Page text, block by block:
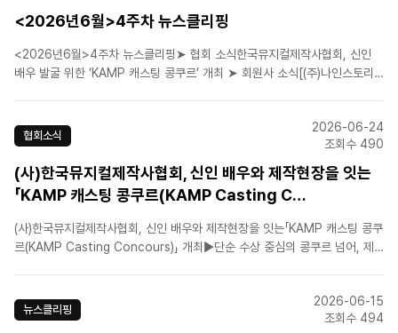
<2026년6월>4주차 뉴스클리핑
<2026년6월>4주차 뉴스클리핑➤ 협회 소식한국뮤지컬제작사협회, 신인
배우 발굴 위한 ‘KAMP 캐스팅 콩쿠르’ 개최 ➤ 회원사 소식[(주)나인스토리]
틴/2026.6.23-2026..
협회소식
2026-06-24
조회수 490
(사)한국뮤지컬제작사협회, 신인 배우와 제작현장을 잇는
「KAMP 캐스팅 콩쿠르(KAMP Casting C…
(사)한국뮤지컬제작사협회, 신인 배우와 제작현장을 잇는「KAMP 캐스팅 콩쿠
르(KAMP Casting Concours)」 개최▶단순 수상 중심의 콩쿠르 넘어, 제
뮤지컬 시장으로 진입할 수 있는 새로운 접점을 ..
뉴스클리핑
2026-06-15
조회수 494